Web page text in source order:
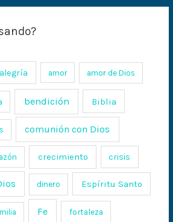
alegría amor amor de Dios
bendición Biblia
comunión con Dios
crecimiento crisis
dinero Espíritu Santo
Fe fortaleza